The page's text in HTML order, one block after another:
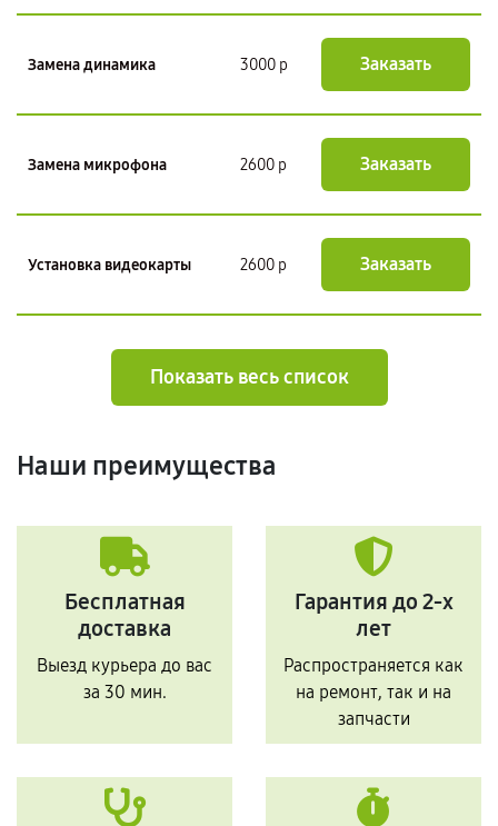
Замена динамика 3000 р Заказать
Замена микрофона 2600 р Заказать
Установка видеокарты 2600 р Заказать
Показать весь список
Наши преимущества
Бесплатная
доставка
Выезд курьера до вас
за 30 мин.
Гарантия до 2-х
лет
Распространяется как
на ремонт, так и на
запчасти